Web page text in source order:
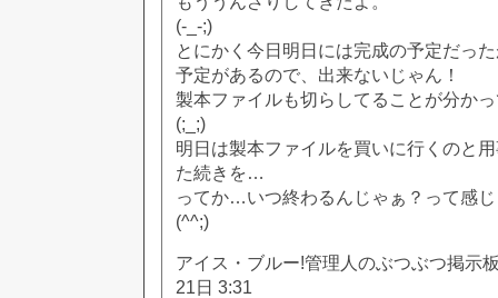
(-_-;)
とにかく今日明日には完成の予定だっ
予定があるので、出来ないじゃん！
製本ファイルも切らしてることが分か
(;_;)
明日は製本ファイルを買いに行くのと
た続きを…
ってか…いつ終わるんじゃぁ？って感
(^^;)
アイス・ブルー!管理人のぶつぶつ掲示
21日 3:31